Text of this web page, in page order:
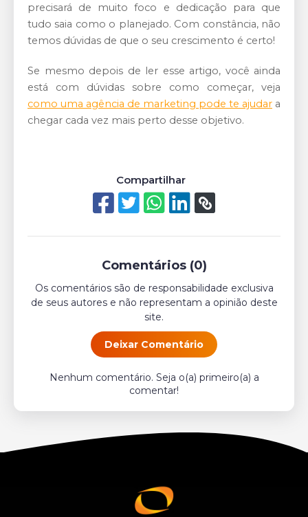
precisará de muito foco e dedicação para que
tudo saia como o planejado. Com constância, não
temos dúvidas de que o seu crescimento é certo!
Se mesmo depois de ler esse artigo, você ainda
está com dúvidas sobre como começar, veja
como uma agência de marketing pode te ajudar a
chegar cada vez mais perto desse objetivo.
Compartilhar
Comentários (0)
Os comentários são de responsabilidade exclusiva
de seus autores e não representam a opinião deste
site.
Deixar Comentário
Nenhum comentário. Seja o(a) primeiro(a) a
comentar!